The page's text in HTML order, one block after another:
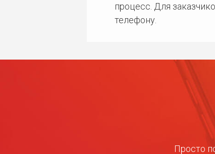
процесс. Для
телефону.
Просто